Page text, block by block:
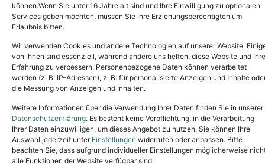
können.Wenn Sie unter 16 Jahre alt sind und Ihre Einwilligung zu optionalen
Services geben möchten, müssen Sie Ihre Erziehungsberechtigten um
Erlaubnis bitten.
Wir verwenden Cookies und andere Technologien auf unserer Website.
von ihnen sind essenziell, während andere uns helfen, diese Website und Ihre
Erfahrung zu verbessern. Personenbezogene Daten können verarbeitet
werden (z. B. IP-Adressen), z. B. für personalisierte Anzeigen und Inhalte
die Messung von Anzeigen und Inhalten.
Weitere Informationen über die Verwendung Ihrer Daten finden Sie in unserer
Datenschutzerklärung. Es besteht keine Verpflichtung, in die Verarbeitung
Ihrer Daten einzuwilligen, um dieses Angebot zu nutzen. Sie können Ihre
Auswahl jederzeit unter Einstellungen widerrufen oder anpassen. Bitte
beachten Sie, dass aufgrund individueller Einstellungen möglicherweise
alle Funktionen der Website verfügbar sind.
Copyright © 2024. All rights reserved.
Tel.: (02631) 55356buero@tierheim-neuwied.de
Ludwigshof 1, 56567 Neuwied